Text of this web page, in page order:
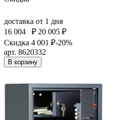
доставка от 1 дня
16 004
₽ 20 005 ₽
Скидка 4 001 ₽-20%
арт. 8620332
В корзину